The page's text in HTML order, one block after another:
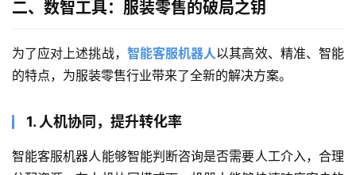
二、数智工具：服装零售的破局之钥
为了应对上述挑战， 智能客服机器人以其高效、精准、智能
的特点，为服装零售行业带来了全新的解决方案。
1. 人机协同，提升转化率
智能客服机器人能够智能判断咨询是否需要人工介入，合理